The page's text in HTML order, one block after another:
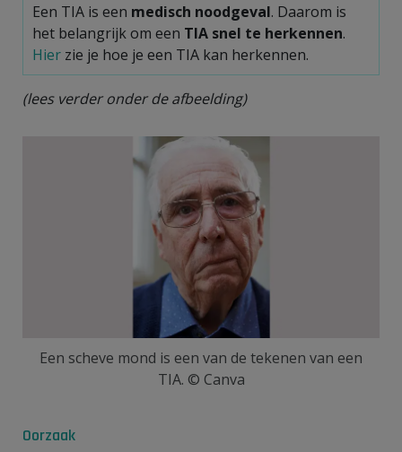
Een TIA is een medisch noodgeval. Daarom is
het belangrijk om een TIA snel te herkennen.
Hier zie je hoe je een TIA kan herkennen.
(lees verder onder de afbeelding)
Een scheve mond is een van de tekenen van een
TIA. © Canva
Oorzaak